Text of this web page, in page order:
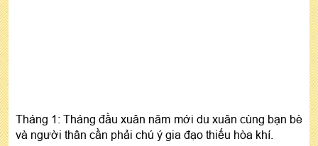
Tháng 1: Tháng đầu xuân năm mới du xuân cùng bạn bè
và người thân cần phải chú ý gia đạo thiếu hòa khí.